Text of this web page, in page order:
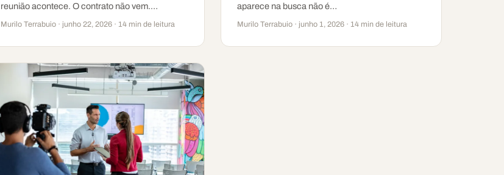
reunião acontece. O contrato não vem.…
Murilo Terrabuio · junho 22, 2026 · 14 min de leitura
aparece na busca não é…
Murilo Terrabuio · junho 1, 2026 · 14 min de leitura